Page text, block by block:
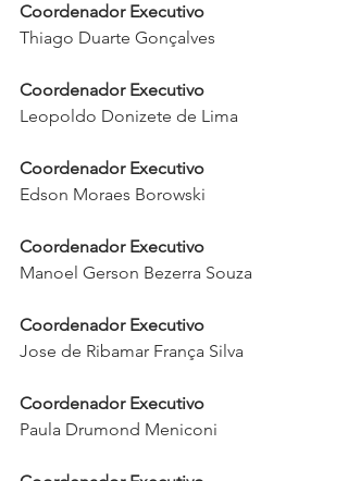
Coordenador Executivo
Thiago Duarte Gonçalves
Coordenador Executivo
Leopoldo Donizete de Lima
Coordenador Executivo
Edson Moraes Borowski
Coordenador Executivo
Manoel Gerson Bezerra Souza
Coordenador Executivo
Jose de Ribamar França Silva
Coordenador Executivo
Paula Drumond Meniconi